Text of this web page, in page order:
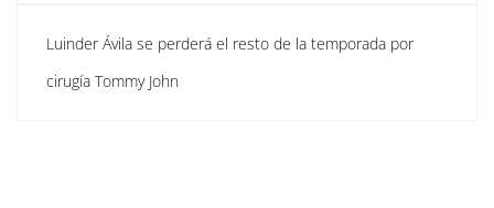
Luinder Ávila se perderá el resto de la temporada por
cirugía Tommy John